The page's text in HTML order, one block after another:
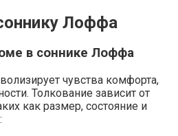
Лоффа
в соннике Лоффа
чувства комфорта,
Толкование зависит от
как размер, состояние и